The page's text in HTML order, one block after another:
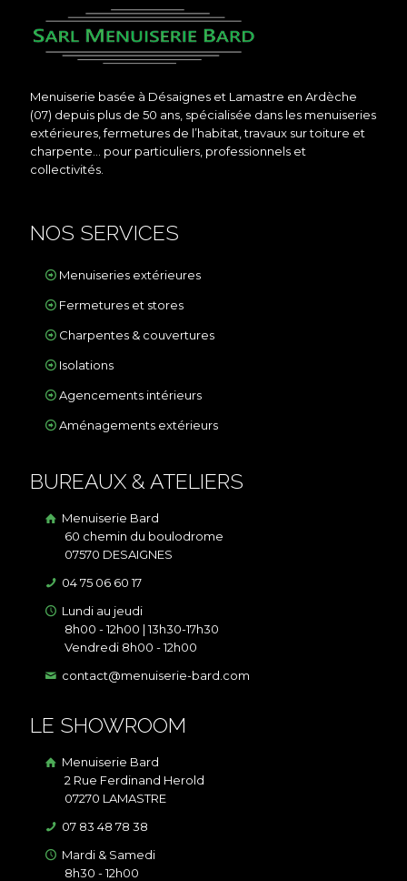
Menuiserie basée à Désaignes et Lamastre en Ardèche
(07) depuis plus de 50 ans, spécialisée dans les menuiseries
extérieures, fermetures de l’habitat, travaux sur toiture et
charpente… pour particuliers, professionnels et
collectivités.
NOS SERVICES
Menuiseries extérieures
Fermetures et stores
Charpentes & couvertures
Isolations
Agencements intérieurs
Aménagements extérieurs
BUREAUX & ATELIERS
Menuiserie Bard
60 chemin du boulodrome
07570 DESAIGNES
04 75 06 60 17
Lundi au jeudi
8h00 - 12h00 | 13h30-17h30
Vendredi 8h00 - 12h00
contact@menuiserie-bard.com
LE SHOWROOM
Menuiserie Bard
2 Rue Ferdinand Herold
07270 LAMASTRE
07 83 48 78 38
Mardi & Samedi
8h30 - 12h00